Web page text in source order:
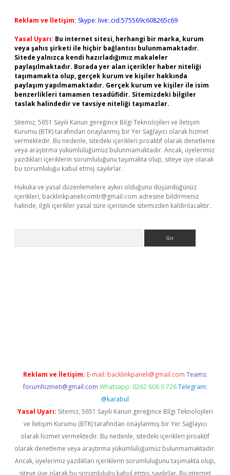
Reklam ve İletişim: Skype: live:.cid.575569c608265c69
Yasal Uyarı: Bu internet sitesi, herhangi bir marka, kurum
veya şahıs şirketi ile hiçbir bağlantısı bulunmamaktadır.
Sitede yalnızca kendi hazırladığımız makaleler
paylaşılmaktadır. Burada yer alan içerikler haber niteliği
taşımamakta olup, gerçek kurum ve kişiler hakkında
paylaşım yapılmamaktadır. Gerçek kurum ve kişiler ile isim
benzerlikleri tamamen tesadüfidir. Sitemizdeki bilgiler
taslak halindedir ve tavsiye niteliği taşımazlar.
Sitemiz, 5651 Sayılı Kanun gereğince Bilgi Teknolojileri ve İletişim
Kurumu (BTK) tarafından onaylanmış bir Yer Sağlayıcı olarak hizmet
vermektedir. Bu nedenle, sitedeki içerikleri proaktif olarak denetleme
veya araştırma yükümlülüğümüz bulunmamaktadır. Ancak, üyelerimiz
yazdıkları içeriklerin sorumluluğunu taşımakta olup, siteye üye olarak
bu sorumluluğu kabul etmiş sayılırlar.
Hukuka ve yasal düzenlemelere aykırı olduğunu düşündüğünüz
içerikleri, backlinkpanelicomtr@gmail.com adresine bildirmeniz
halinde, ilgili içerikler yasal süre içerisinde sitemizden kaldırılacaktır.
Reklam ve İletişim: E-mail: backlinkpaneli@gmail.com Teams:
forumhizmeti@gmail.com Whatsapp: 0262 606 0 726 Telegram:
@karabul
Yasal Uyarı: Sitemiz, 5651 Sayılı Kanun gereğince Bilgi Teknolojileri
ve İletişim Kurumu (BTK) tarafından onaylanmış bir Yer Sağlayıcı
olarak hizmet vermektedir. Bu nedenle, sitedeki içerikleri proaktif
olarak denetleme veya araştırma yükümlülüğümüz bulunmamaktadır.
Ancak, üyelerimiz yazdıkları içeriklerin sorumluluğunu taşımakta olup,
siteye üye olarak bu sorumluluğu kabul etmiş sayılırlar. Bu internet